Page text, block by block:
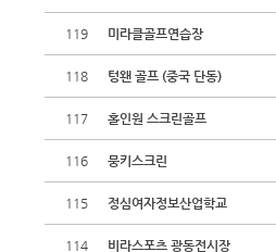
119 미라클골프연습장
118 텅왠 골프 (중국 단동)
117 홀인원 스크린골프
116 뭉키스크린
115 정심여자정보산업학교
114 비라스포츠 광동전시장